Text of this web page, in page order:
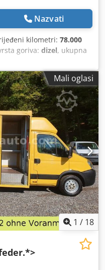
Nazvati
kilometri: 78.000
goriva: dizel, ukupna
ABS, zračni jastuk,
Mali oglasi
1 / 18